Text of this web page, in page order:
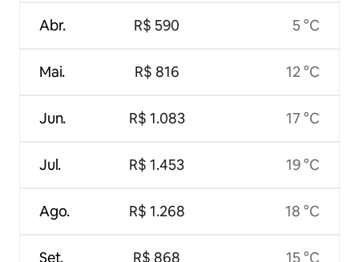
Abr.
Mai.
Jun.
Jul.
Ago.
Set.
R$ 590
R$ 816
R$ 1.083
R$ 1.453
R$ 1.268
R$ 868
5 °C
12 °C
17 °C
19 °C
18 °C
15 °C